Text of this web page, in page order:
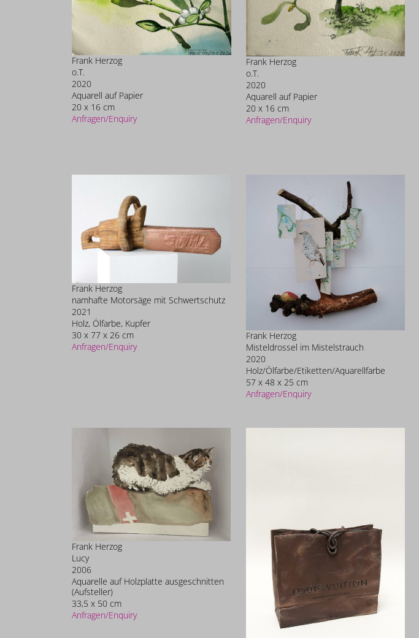
Frank Herzog
o.T.
2020
Aquarell auf Papier
20 x 16 cm
Anfragen/Enquiry
Frank Herzog
o.T.
2020
Aquarell auf Papier
20 x 16 cm
Anfragen/Enquiry
Frank Herzog
namhafte Motorsäge mit Schwertschutz
2021
Holz, Ölfarbe, Kupfer
30 x 77 x 26 cm
Anfragen/Enquiry
Frank Herzog
Misteldrossel im Mistelstrauch
2020
Holz/Ölfarbe/Etiketten/Aquarellfarbe
57 x 48 x 25 cm
Anfragen/Enquiry
Frank Herzog
Lucy
2006
Aquarelle auf Holzplatte ausgeschnitten
(Aufsteller)
33,5 x 50 cm
Anfragen/Enquiry